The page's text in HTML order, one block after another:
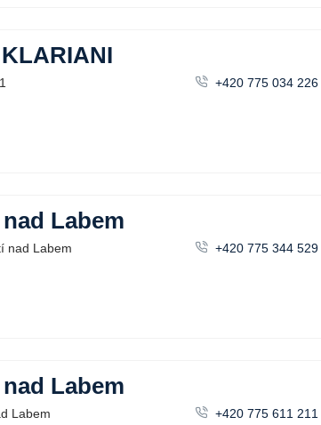
+420 775 034 226
Labem
nad Labem
+420 775 344 529
Labem
Labem
+420 775 611 211